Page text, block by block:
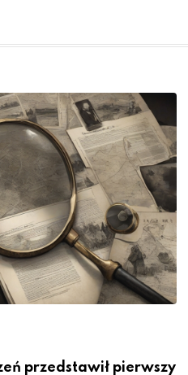
przedstawił pierwszy